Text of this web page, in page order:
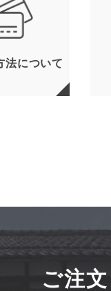
法について
ご注